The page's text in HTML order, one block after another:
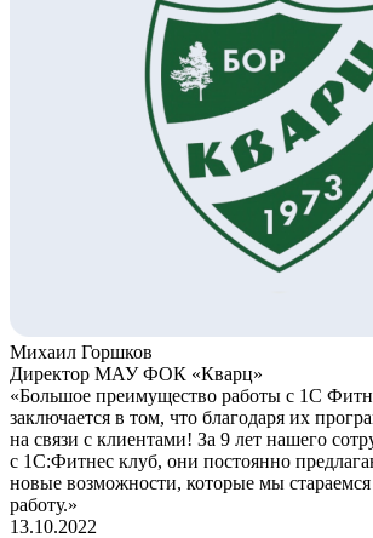
Михаил Горшков
Директор МАУ ФОК «Кварц»
«Большое преимущество работы с 1С
заключается в том, что благодаря их
на связи с клиентами! За 9 лет нашего
с 1С:Фитнес клуб, они постоянно
новые возможности, которые мы
работу.»
13.10.2022